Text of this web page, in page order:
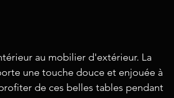
au mobilier d'extérieur. La
une touche douce et enjouée à
de ces belles tables pendant